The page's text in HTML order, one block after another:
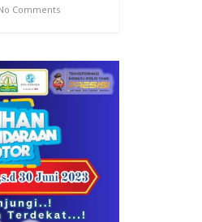
Comments